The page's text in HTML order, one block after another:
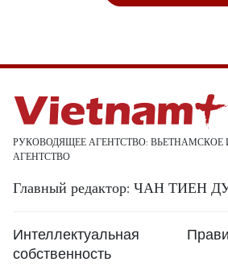
РУКОВОДЯЩЕЕ АГЕНТСТВО:
АГЕНТСТВО
Главный редактор: ЧАН ТИЕН
Интеллектуальная
собственность